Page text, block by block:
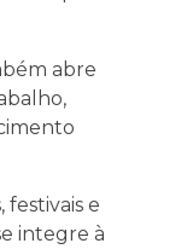
abre
e
integre à